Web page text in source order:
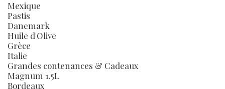
Mexique
Pastis
Danemark
Huile d'Olive
Grèce
Italie
Grandes contenances & Cadeaux
Magnum 1.5L
Bordeaux